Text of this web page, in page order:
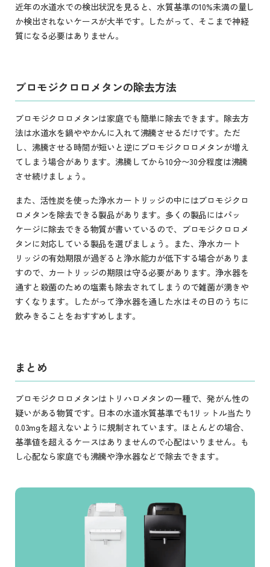
近年の水道水での検出状況を見ると、水質基準の10%未満の量し
か検出されないケースが大半です。したがって、そこまで神経
質になる必要はありません。
ブロモジクロロメタンの除去方法
ブロモジクロロメタンは家庭でも簡単に除去できます。除去方
法は水道水を鍋ややかんに入れて沸騰させるだけです。ただ
し、沸騰させる時間が短いと逆にブロモジクロロメタンが増え
てしまう場合があります。沸騰してから10分〜30分程度は沸騰
させ続けましょう。
また、活性炭を使った浄水カートリッジの中にはブロモジクロ
ロメタンを除去できる製品があります。多くの製品にはパッ
ケージに除去できる物質が書いているので、ブロモジクロロメ
タンに対応している製品を選びましょう。また、浄水カート
リッジの有効期限が過ぎると浄水能力が低下する場合がありま
すので、カートリッジの期限は守る必要があります。浄水器を
通すと殺菌のための塩素も除去されてしまうので雑菌が湧きや
すくなります。したがって浄水器を通した水はその日のうちに
飲みきることをおすすめします。
まとめ
ブロモジクロロメタンはトリハロメタンの一種で、発がん性の
疑いがある物質です。日本の水道水質基準でも1リットル当たり
0.03mgを超えないように規制されています。ほとんどの場合、
基準値を超えるケースはありませんので心配はいりません。も
し心配なら家庭でも沸騰や浄水器などで除去できます。